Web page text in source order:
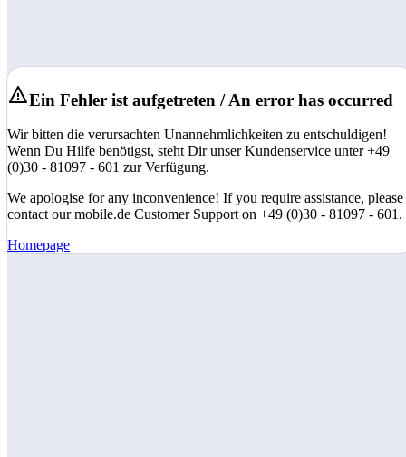
Ein Fehler ist aufgetreten / An error has occurred
Wir bitten die verursachten Unannehmlichkeiten zu entschuldigen!
Wenn Du Hilfe benötigst, steht Dir unser Kundenservice unter +49
(0)30 - 81097 - 601 zur Verfügung.
We apologise for any inconvenience! If you require assistance, please
contact our mobile.de Customer Support on +49 (0)30 - 81097 - 601.
Homepage